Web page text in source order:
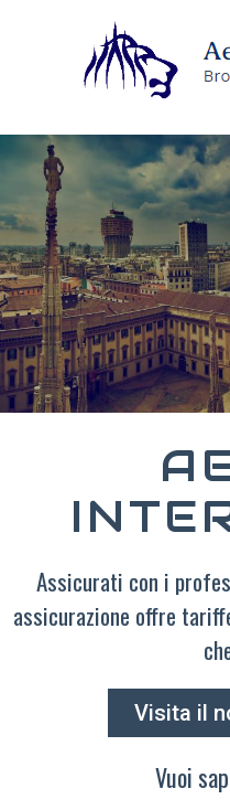
Assicurati con i
assicurazione offre
Visita il
Vuoi